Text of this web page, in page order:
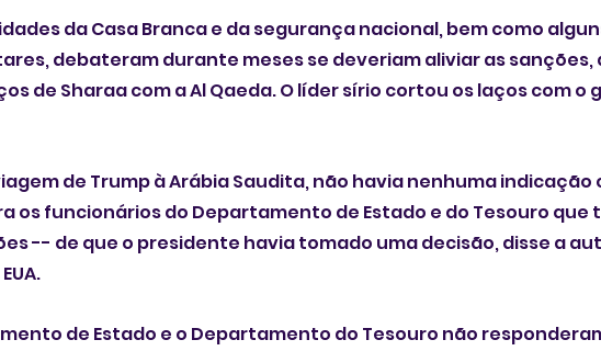
da Casa Branca e da segurança nacional, bem como
debateram durante meses se deveriam aliviar as sanções,
de Sharaa com a Al Qaeda. O líder sírio cortou os laços com o
de Trump à Arábia Saudita, não havia nenhuma indicação
os funcionários do Departamento de Estado e do Tesouro que
-- de que o presidente havia tomado uma decisão, disse a
de Estado e o Departamento do Tesouro não